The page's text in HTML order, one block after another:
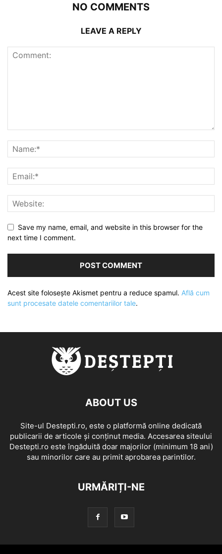
NO COMMENTS
LEAVE A REPLY
Save my name, email, and website in this browser for the
next time I comment.
Acest site folosește Akismet pentru a reduce spamul. Află cum
sunt procesate datele comentariilor tale.
ABOUT US
Site-ul Destepti.ro, este o platformă online dedicată
publicarii de articole și conținut media. Accesarea siteului
Destepti.ro este îngăduită doar majorilor (minimum 18 ani)
sau minorilor care au primit aprobarea parintilor.
URMĂRIȚI-NE